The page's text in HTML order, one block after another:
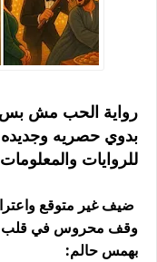
رواية الحب مش بس
بدوي حصريه وجديده
للروايات والمعلومات
ضيف غير متوقع
وقف محروس في قلب
بهمس حالم: